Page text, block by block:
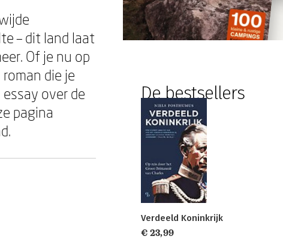
– dit land laat
Of je nu op
die je
over de
pagina
De bestsellers
Verdeeld Koninkrijk
€ 23,99